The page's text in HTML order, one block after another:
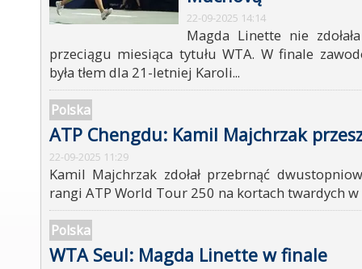
22-09-2025 14:14
Magda Linette nie
przeciągu miesiąca tytułu WTA. W finale
była tłem dla 21-letniej Karoli...
Polska
ATP Chengdu: Kamil Majchrzak
22-09-2025 11:29
Kamil Majchrzak zdołał przebrnąć
rangi ATP World Tour 250 na kortach twardych
Polska
WTA Seul: Magda Linette w finale